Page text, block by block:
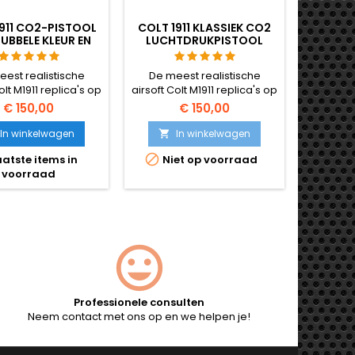
CO2-PISTOOL
KLEUR EN
RAIL
realistische
M1911 replica's op
Cybergun 180531.
€ 150,00
In winkelwagen
items in
voorraad
COLT 1911 KLASSIEK CO2
LUCHTDRUKPISTOOL
De meest realistische
airsoft Colt M1911 replica's op
de markt! Cybergun 180512.
€ 150,00
 In winkelwagen
 Niet op voorraad
Onze
Kar98


Professionele consulten
Neem contact met ons op en we helpen je!